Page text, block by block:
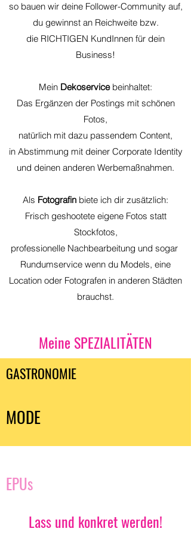
so bauen wir deine Follower-Community auf,
du gewinnst an Reichweite bzw.
die RICHTIGEN KundInnen für dein
Business!
Mein Dekoservice beinhaltet:
Das Ergänzen der Postings mit schönen
Fotos,
natürlich mit dazu passendem Content,
in Abstimmung mit deiner Corporate Identity
und deinen anderen Werbemaßnahmen.
Als Fotografin biete ich dir zusätzlich:
Frisch geshootete eigene Fotos statt
Stockfotos,
professionelle Nachbearbeitung und sogar
Rundumservice wenn du Models, eine
Location oder Fotografen in anderen Städten
brauchst.
Meine SPEZIALITÄTEN
GASTRONOMIE
MODE
EPUs
Lass und konkret werden!